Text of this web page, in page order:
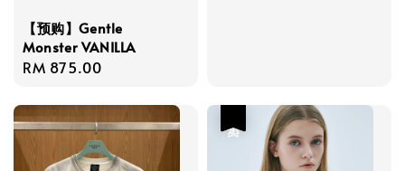
【预购】Gentle
Monster VANILLA
Regular
RM 875.00